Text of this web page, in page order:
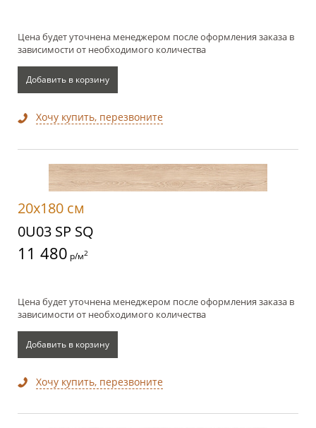
Цена будет уточнена менеджером после оформления заказа в
зависимости от необходимого количества
Добавить в корзину
Хочу купить, перезвоните
20x180 см
0U03 SP SQ
11 480 р/м2
Цена будет уточнена менеджером после оформления заказа в
зависимости от необходимого количества
Добавить в корзину
Хочу купить, перезвоните